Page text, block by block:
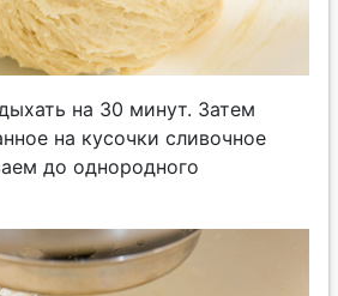
на 30 минут. Затем
на кусочки сливочное
до однородного